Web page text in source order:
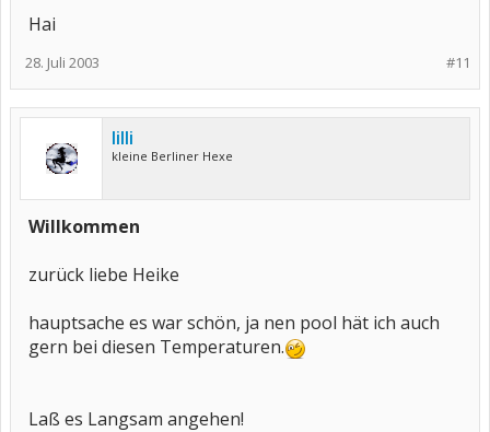
Hai
#11
28. Juli 2003
lilli
kleine Berliner Hexe
Willkommen
zurück liebe Heike
hauptsache es war schön, ja nen pool hät ich auch
gern bei diesen Temperaturen.
Laß es Langsam angehen!